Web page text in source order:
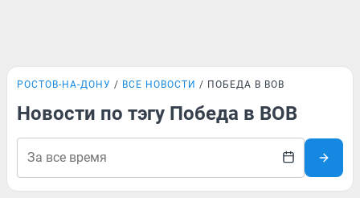
РОСТОВ-НА-ДОНУ ВСЕ НОВОСТИ ПОБЕДА В ВОВ
Новости по тэгу Победа в ВОВ